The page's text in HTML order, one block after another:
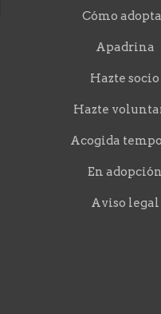
Cómo
Apadrina
Hazte socio
Hazte
Acogida
En adopción
Aviso legal